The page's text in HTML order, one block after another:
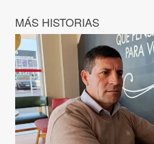
MÁS HISTORIAS